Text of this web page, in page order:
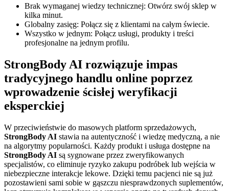
Brak wymaganej wiedzy technicznej: Otwórz swój sklep w
kilka minut.
Globalny zasięg: Połącz się z klientami na całym świecie.
Wszystko w jednym: Połącz usługi, produkty i treści
profesjonalne na jednym profilu.
StrongBody AI rozwiązuje impas
tradycyjnego handlu online poprzez
wprowadzenie ścisłej weryfikacji
eksperckiej
W przeciwieństwie do masowych platform sprzedażowych,
StrongBody AI stawia na autentyczność i wiedzę medyczną, a nie
na algorytmy popularności. Każdy produkt i usługa dostępne na
StrongBody AI są sygnowane przez zweryfikowanych
specjalistów, co eliminuje ryzyko zakupu podróbek lub wejścia w
niebezpieczne interakcje lekowe. Dzięki temu pacjenci nie są już
pozostawieni sami sobie w gąszczu niesprawdzonych suplementów,